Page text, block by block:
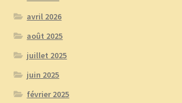
avril 2026
août 2025
juillet 2025
juin 2025
février 2025